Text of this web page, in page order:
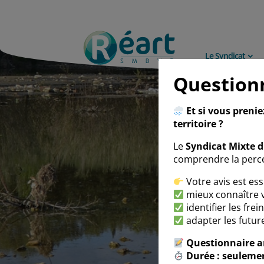
Le Syndicat
Et si vous
territoire ?
LeSyndicat Mixte
comprendre la
Votre avis est
mieux connaître
identifier les
adapter les
Questionnaire
Durée :